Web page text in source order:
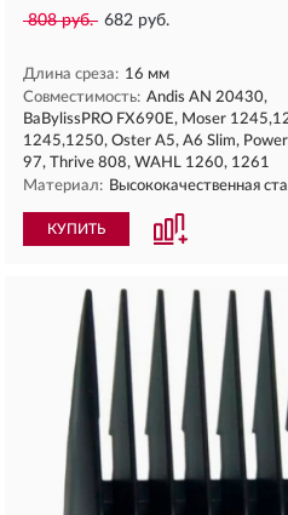
808 руб. 682 руб.
Длина среза: 16 мм
Совместимость: Andis AN 20430,
BaBylissPRO FX690E, Moser
1245,1250, Oster A5, A6 Slim,
97, Thrive 808, WAHL 1260, 1261
Материал: Высококачественная
КУПИТЬ